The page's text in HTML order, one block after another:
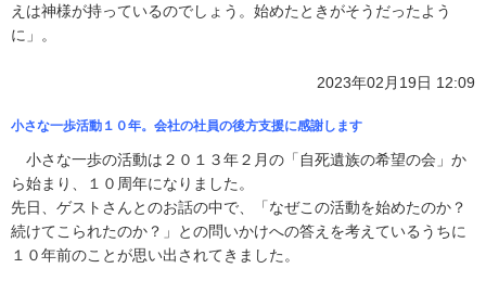
えは神様が持っているのでしょう。始めたときがそうだったよう
に」。
2023年02月19日 12:09
小さな一歩活動１０年。会社の社員の後方支援に感謝します
小さな一歩の活動は２０１３年２月の「自死遺族の希望の会」か
ら始まり、１０周年になりました。
先日、ゲストさんとのお話の中で、「なぜこの活動を始めたのか？
続けてこられたのか？」との問いかけへの答えを考えているうちに
１０年前のことが思い出されてきました。